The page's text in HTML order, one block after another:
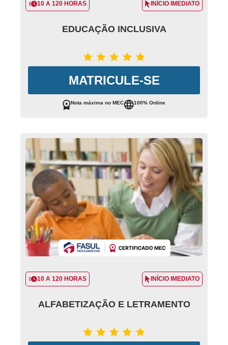
10 A 120 HORAS INÍCIO IMEDIATO
EDUCAÇÃO INCLUSIVA
MATRICULE-SE
Nota máxima no MEC 100% Online
10 A 120 HORAS INÍCIO IMEDIATO
ALFABETIZAÇÃO E LETRAMENTO